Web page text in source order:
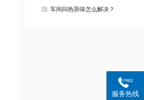
车间闷热异味怎么解决？
服务热线